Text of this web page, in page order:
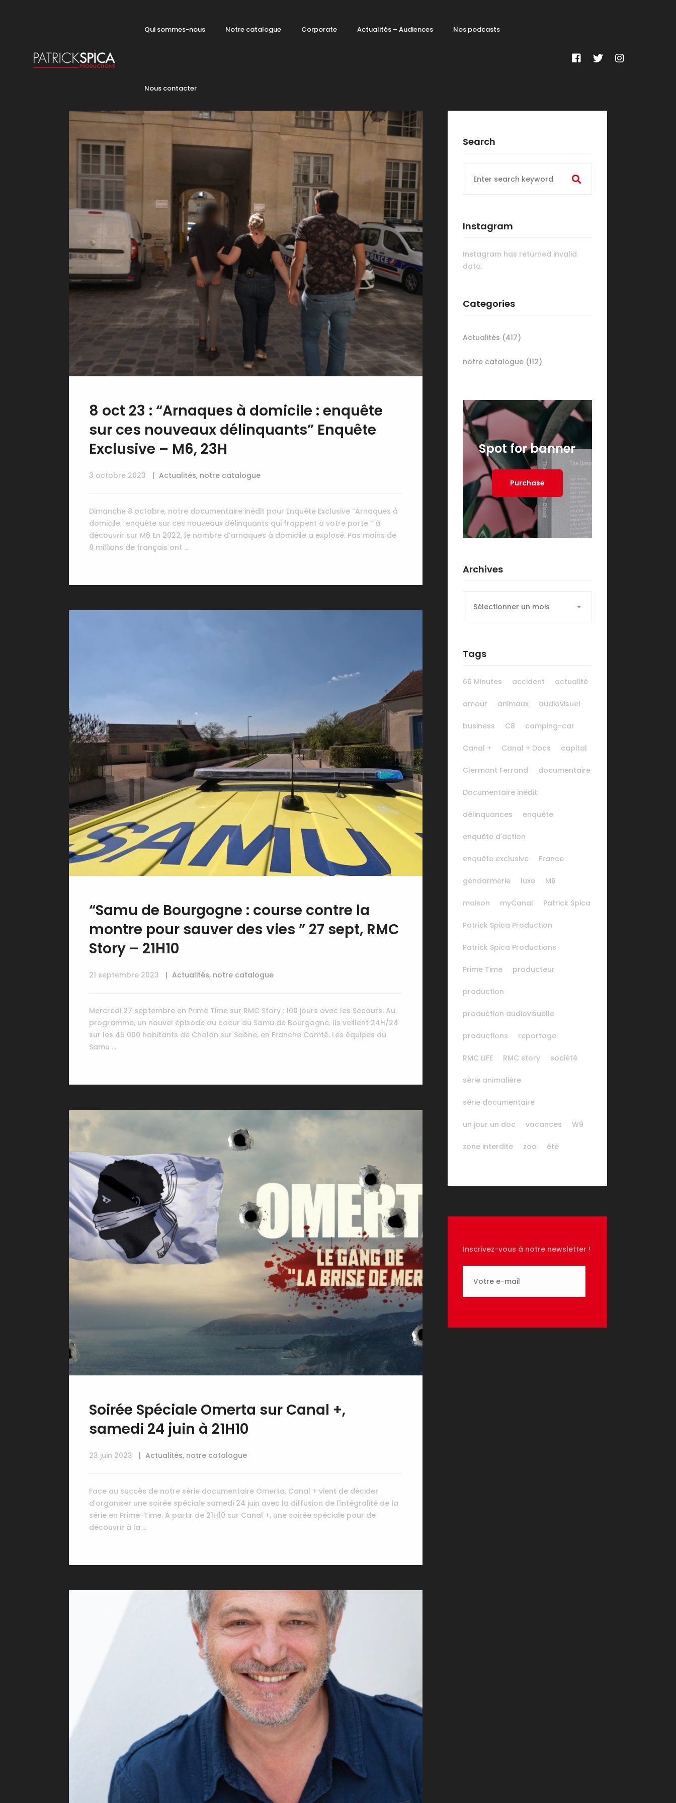
Qui sommes-nous Notre catalogue Corporate Actualités – Audiences Nos podcasts
Nous contacter
8 oct 23 : “Arnaques à domicile : enquête
sur ces nouveaux délinquants” Enquête
Exclusive – M6, 23H
3 octobre 2023 Actualités, notre catalogue
Dimanche 8 octobre, notre documentaire inédit pour Enquête Exclusive “Arnaques à
domicile : enquête sur ces nouveaux délinquants qui frappent à votre porte ” à
découvrir sur M6 En 2022, le nombre d’arnaques à domicile a explosé. Pas moins de
8 millions de français ont …
“Samu de Bourgogne : course contre la
montre pour sauver des vies ” 27 sept, RMC
Story – 21H10
21 septembre 2023 Actualités, notre catalogue
Mercredi 27 septembre en Prime Time sur RMC Story : 100 jours avec les Secours. Au
programme, un nouvel épisode au coeur du Samu de Bourgogne. Ils veillent 24H/24
sur les 45 000 habitants de Chalon sur Saône, en Franche Comté. Les équipes du
Samu …
Soirée Spéciale Omerta sur Canal +,
samedi 24 juin à 21H10
23 juin 2023 Actualités, notre catalogue
Face au succès de notre série documentaire Omerta, Canal + vient de décider
d’organiser une soirée spéciale samedi 24 juin avec la diffusion de l’intégralité de la
série en Prime-Time. A partir de 21H10 sur Canal +, une soirée spéciale pour de
découvrir à la …
Search
for:
Instagram
Instagram has returned invalid
data.
Categories
Actualités (417)
notre catalogue (112)
Spot for banner
Purchase
Archives
Tags
66 Minutes accident actualité
amour animaux audiovisuel
business C8 camping-car
Canal + Canal + Docs capital
Clermont Ferrand documentaire
Documentaire inédit
délinquances enquête
enquête d'action
enquête exclusive France
gendarmerie luxe M6
maison myCanal Patrick Spica
Patrick Spica Production
Patrick Spica Productions
Prime Time producteur
production
production audiovisuelle
productions reportage
RMC LIFE RMC story société
série animalière
série documentaire
un jour un doc vacances W9
zone interdite zoo été
Inscrivez-vous à notre newsletter !